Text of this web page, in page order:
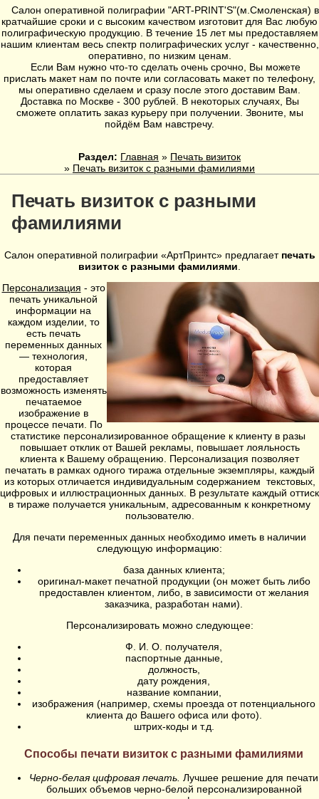
Салон оперативной полиграфии "ART-PRINT'S"(м.Смоленская) в
кратчайшие сроки и с высоким качеством изготовит для Вас любую
полиграфическую продукцию. В течение 15 лет мы предоставляем
нашим клиентам весь спектр полиграфических услуг - качественно,
оперативно, по низким ценам.
Если Вам нужно что-то сделать очень срочно, Вы можете
прислать макет нам по почте или согласовать макет по телефону,
мы оперативно сделаем и сразу после этого доставим Вам.
Доставка по Москве - 300 рублей. В некоторых случаях, Вы
сможете оплатить заказ курьеру при получении. Звоните, мы
пойдём Вам навстречу.
Раздел: Главная » Печать визиток
» Печать визиток с разными фамилиями
Печать визиток с разными
фамилиями
Салон оперативной полиграфии «АртПринтс» предлагает печать
визиток с разными фамилиями
Персонализация - это
печать уникальной
информации на
каждом изделии, то
есть печать
переменных данных
— технология,
которая
предоставляет
возможность изменять
печатаемое
изображение в
процессе печати. По
статистике персонализированное обращение к клиенту в разы
повышает отклик от Вашей рекламы, повышает лояльность
клиента к Вашему обращению. Персонализация позволяет
печатать в рамках одного тиража отдельные экземпляры, каждый
из которых отличается индивидуальным содержанием текстовых,
цифровых и иллюстрационных данных. В результате каждый оттиск
в тираже получается уникальным, адресованным к конкретному
пользователю.
Для печати переменных данных необходимо иметь в наличии
следующую информацию:
база данных клиента;
оригинал-макет печатной продукции (он может быть либо
предоставлен клиентом, либо, в зависимости от желания
заказчика, разработан нами).
Персонализировать можно следующее:
Ф. И. О. получателя,
паспортные данные,
должность,
дату рождения,
название компании,
изображения (например, схемы проезда от потенциального
клиента до Вашего офиса или фото).
штрих-коды и т.д.
Способы печати визиток с разными фамилиями
Черно-белая цифровая печать. Лучшее решение для печати
больших объемов черно-белой персонализированной